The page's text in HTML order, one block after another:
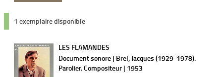
1 exemplaire disponible
LES FLAMANDES
Document sonore | Brel, Jacques (1929-1978).
Parolier. Compositeur | 1953